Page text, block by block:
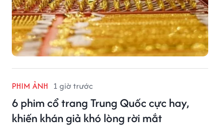
PHIM ẢNH 1 giờ trước
6 phim cổ trang Trung Quốc cực hay,
khiến khán giả khó lòng rời mắt